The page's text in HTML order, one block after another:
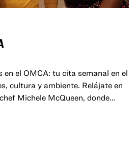
en el OMCA: tu cita semanal en el
cultura y ambiente. Relájate en
Michele McQueen, donde
que cobran vida por la noche